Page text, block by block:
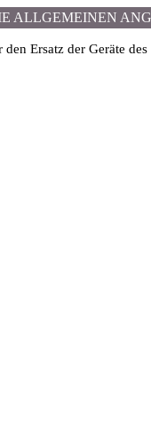
ALLGEMEINEN
den Ersatz der Geräte